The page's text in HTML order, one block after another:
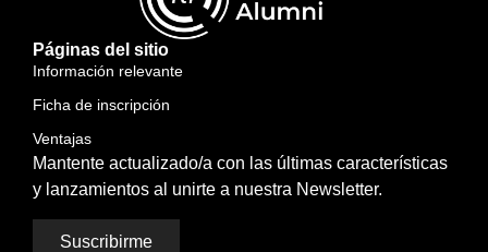
Páginas del sitio
Información relevante
Ficha de inscripción
Ventajas
Mantente actualizado/a con las últimas características
y lanzamientos al unirte a nuestra Newsletter.
Suscribirme